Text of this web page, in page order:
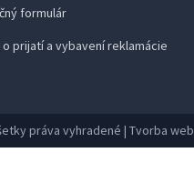
formulár
prijatí a vybavení reklamácie
práva vyhradené | Tvorba